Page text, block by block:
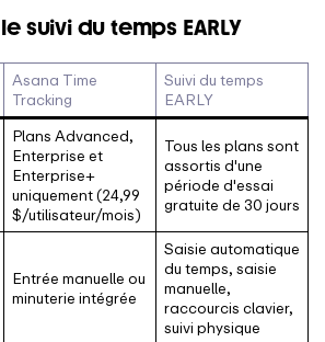
suivi du temps EARLY
Asana Time
Tracking
Suivi du temps
EARLY
Plans Advanced,
Enterprise et
Enterprise+
uniquement (24,99
$/utilisateur/mois)
Tous les plans sont
assortis d'une
période d'essai
gratuite de 30 jours
Entrée manuelle ou
minuterie intégrée
Saisie automatique
du temps, saisie
manuelle,
raccourcis clavier,
suivi physique